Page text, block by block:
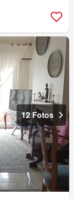
12 Fotos